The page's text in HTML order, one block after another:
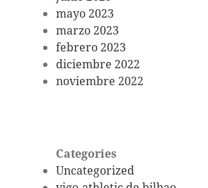
mayo 2023
marzo 2023
febrero 2023
diciembre 2022
noviembre 2022
Categories
Uncategorized